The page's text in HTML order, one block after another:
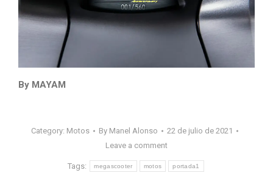
By MAYAM
Category: Motos By Manel Alonso
22 de julio de 2021
Leave a comment
Tags: megascooter motos portada1